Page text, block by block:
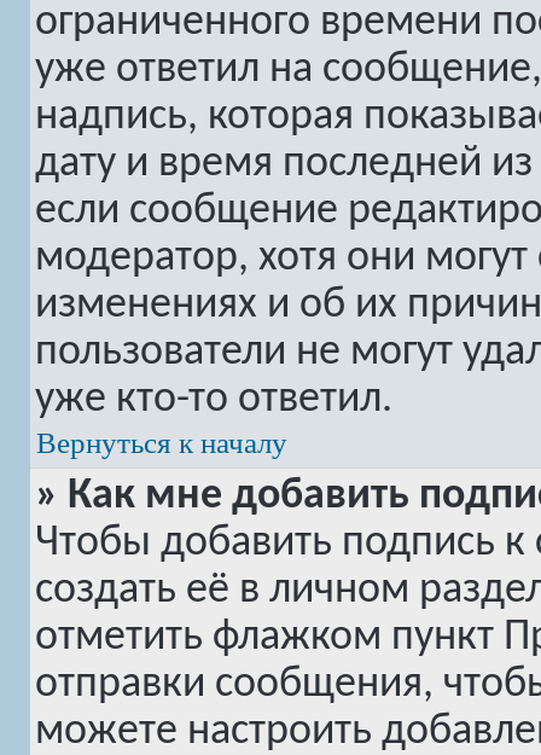
ограниченного времени
уже ответил на
надпись, которая
дату и время последней
если сообщение
модератор, хотя они
изменениях и об их
пользователи не могут
уже кто-то ответил.
Вернуться к началу
» Как мне добавить
Чтобы добавить подпись
создать её в личном
отметить флажком пункт
отправки сообщения,
можете настроить